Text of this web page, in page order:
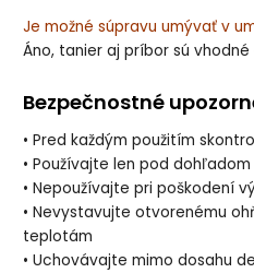
Je možné súpravu umývať v
Áno, tanier aj príbor sú
Bezpečnostné
• Pred každým použitím
• Používajte len pod
• Nepoužívajte pri poškodení
• Nevystavujte otvorenému
teplotám
• Uchovávajte mimo dosahu